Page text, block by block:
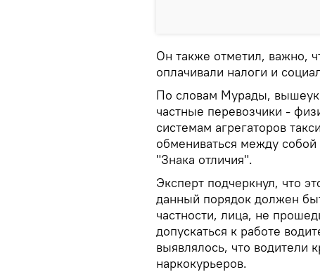
Он также отметил, важно,
оплачивали налоги и
По словам Мурады,
частные перевозчики -
системам агрегаторов
обмениваться между
"Знака отличия".
Эксперт подчеркнул, что
данный порядок должен
частности, лица, не
допускаться к работе
выявлялось, что водители
наркокурьеров.